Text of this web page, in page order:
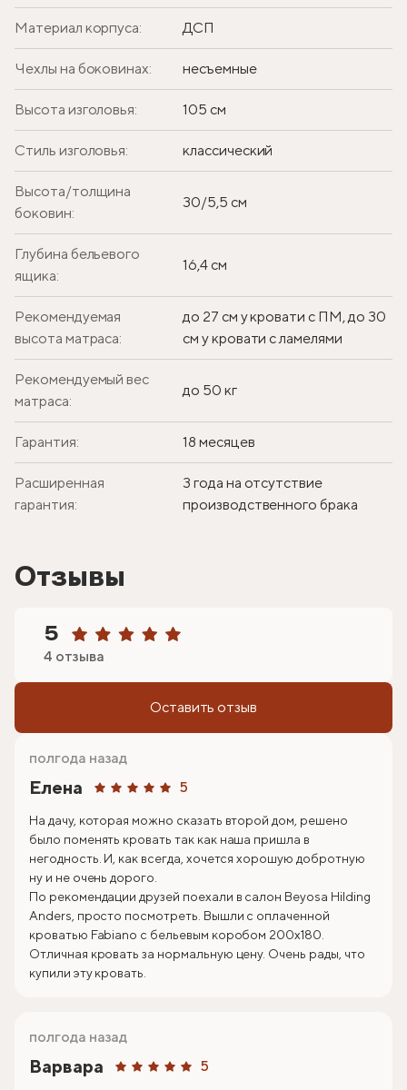
Материал корпуса: ДСП
Чехлы на боковинах: несъемные
Высота изголовья: 105 см
Стиль изголовья: классический
Высота/толщина
боковин:
30/5,5 см
Глубина бельевого
ящика:
16,4 см
Рекомендуемая
высота матраса:
до 27 см у кровати с ПМ, до 30
см у кровати с ламелями
Рекомендуемый вес
матраса:
до 50 кг
Гарантия: 18 месяцев
Расширенная
гарантия:
3 года на отсутствие
производственного брака
Отзывы
5
4 отзыва
Оставить отзыв
Елена 5
полгода назад
На дачу, которая можно сказать второй дом, решено
было поменять кровать так как наша пришла в
негодность. И, как всегда, хочется хорошую добротную
ну и не очень дорого.
По рекомендации друзей поехали в салон Beyosa Hilding
Anders, просто посмотреть. Вышли с оплаченной
кроватью Fabiano с бельевым коробом 200х180.
Отличная кровать за нормальную цену. Очень рады, что
купили эту кровать.
Варвара 5
полгода назад